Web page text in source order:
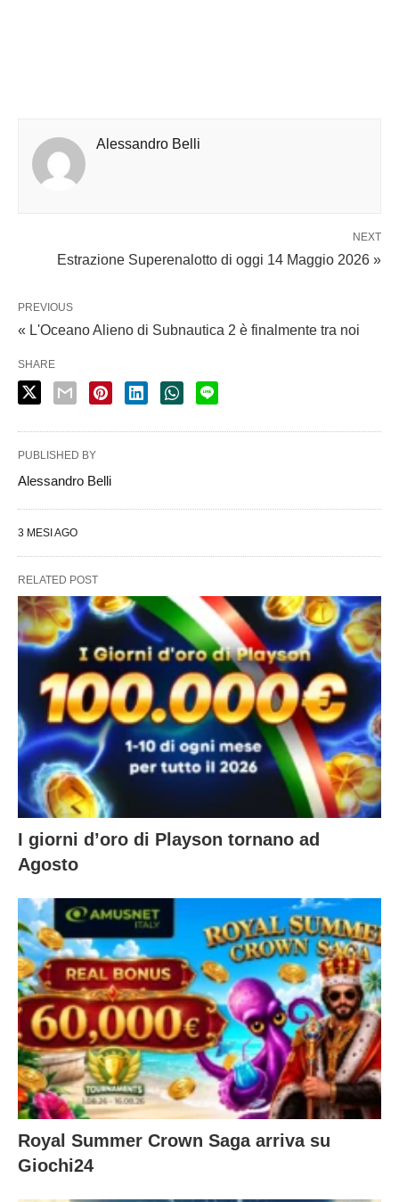
Alessandro Belli
NEXT
Estrazione Superenalotto di oggi 14 Maggio 2026 »
PREVIOUS
« L'Oceano Alieno di Subnautica 2 è finalmente tra noi
SHARE
PUBLISHED BY
Alessandro Belli
3 MESI AGO
RELATED POST
I giorni d’oro di Playson tornano ad
Agosto
Royal Summer Crown Saga arriva su
Giochi24